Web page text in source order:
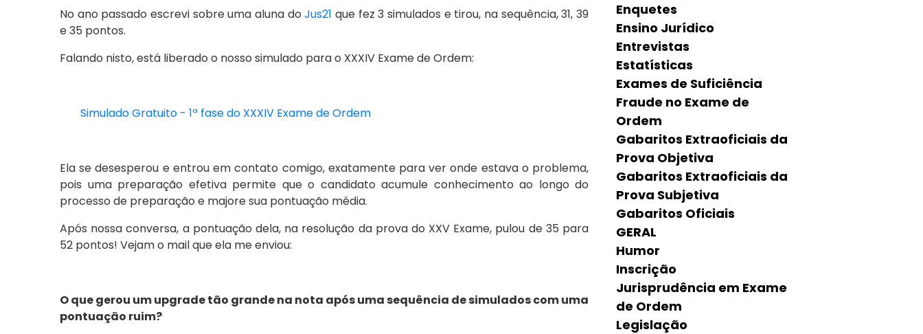
No ano passado escrevi sobre uma aluna doJus21 que fez 3 simulados e tirou, na sequência, 31, 39
e 35 pontos.
Falando nisto, está liberado o nosso simulado para o XXXIV Exame de Ordem:
Simulado Gratuito - 1ª fase do XXXIV Exame de Ordem
Ela se desesperou e entrou em contato comigo, exatamente para ver onde estava o problema,
pois uma preparação efetiva permite que o candidato acumule conhecimento ao longo do
processo de preparação e majore sua pontuação média.
Após nossa conversa, a pontuação dela, na resolução da prova do XXV Exame, pulou de 35 para
52 pontos! Vejam o mail que ela me enviou:
O que gerou um upgrade tão grande na nota após uma sequência de simulados com uma
pontuação ruim?
Enquetes
Ensino Jurídico
Entrevistas
Estatísticas
Exames de Suficiência
Fraude no Exame de
Ordem
Gabaritos Extraoficiais da
Prova Objetiva
Gabaritos Extraoficiais da
Prova Subjetiva
Gabaritos Oficiais
GERAL
Humor
Inscrição
Jurisprudência em Exame
de Ordem
Legislação